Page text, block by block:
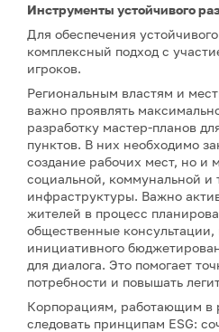
Инструменты устойчивого
Для обеспечения
комплексный подход с
игроков.
Региональным властям и
важно проявлять
разработку мастер-планов
пунктов. В них необходимо
создание рабочих мест, но и
социальной, коммунальной и
инфраструктуры. Важно
жителей в процесс
общественные консультации,
инициативного
для диалога. Это помогает
потребности и повышать
Корпорациям, работающим в
следовать принципам ESG: